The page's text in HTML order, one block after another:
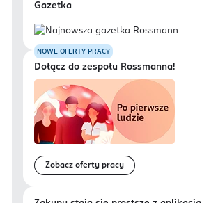
Gazetka
NOWE OFERTY PRACY
Dołącz do zespołu Rossmanna!
Zobacz oferty pracy